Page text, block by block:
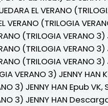
EL VERANO
VERANO (TRILOGIA
(TRILOGIA VERANO
(TRILOGIA VERANO
(TRILOGIA VERANO
VERANO 3) JENNY HAN
3) JENNY HAN Epub VK,
3) JENNY HAN